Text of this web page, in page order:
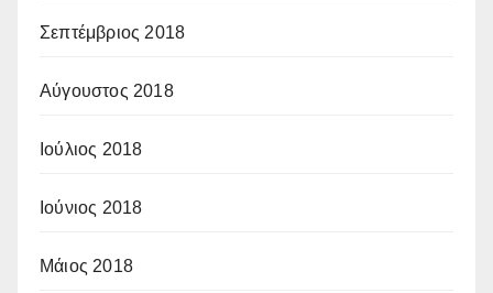
Σεπτέμβριος 2018
Αύγουστος 2018
Ιούλιος 2018
Ιούνιος 2018
Μάιος 2018